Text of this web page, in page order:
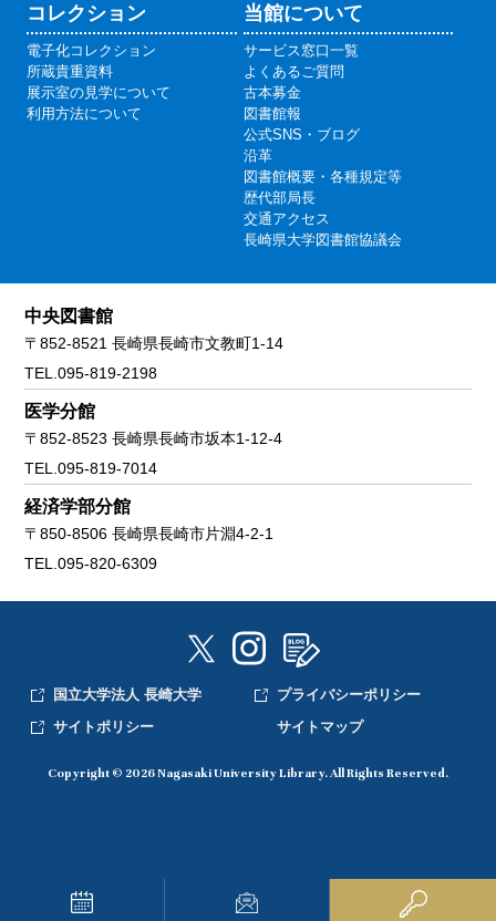
コレクション
電子化コレクション
所蔵貴重資料
展示室の見学について
利用方法について
当館について
サービス窓口一覧
よくあるご質問
古本募金
図書館報
公式SNS・ブログ
沿革
図書館概要・各種規定等
歴代部局長
交通アクセス
長崎県大学図書館協議会
中央図書館
〒852-8521 長崎県長崎市文教町1-14
TEL.095-819-2198
医学分館
〒852-8523 長崎県長崎市坂本1-12-4
TEL.095-819-7014
経済学部分館
〒850-8506 長崎県長崎市片淵4-2-1
TEL.095-820-6309
国立大学法人 長崎大学
プライバシーポリシー
サイトポリシー
サイトマップ
Copyright © 2026 Nagasaki University Library. All Rights Reserved.